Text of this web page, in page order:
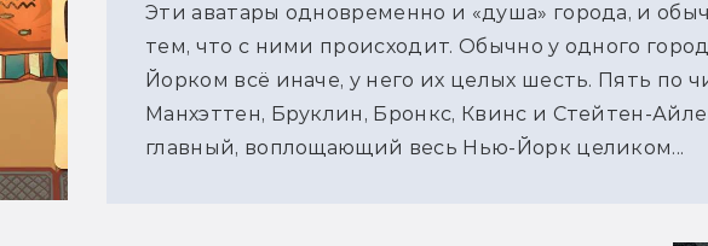
Эти аватары одновременно и «душа» города, и
тем, что с ними происходит. Обычно у одного
Йорком всё иначе, у него их целых шесть. Пять по
Манхэттен, Бруклин, Бронкс, Квинс и Стейтен-
главный, воплощающий весь Нью-Йорк целиком...